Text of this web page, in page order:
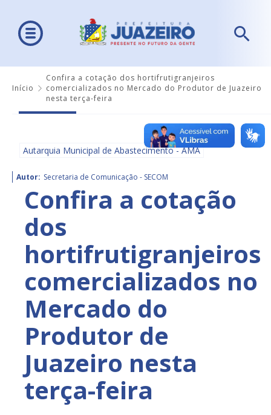
Início
Confira a cotação dos hortifrutigranjeiros
comercializados no Mercado do Produtor de Juazeiro
nesta terça-feira
Autarquia Municipal de Abastecimento - AMA
Autor: Secretaria de Comunicação - SECOM
Confira a cotação
dos
hortifrutigranjeiros
comercializados no
Mercado do
Produtor de
Juazeiro nesta
terça-feira